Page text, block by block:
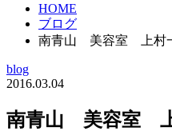
HOME
ブログ
南青山 美容室 上村
blog
2016.03.04
南青山 美容室